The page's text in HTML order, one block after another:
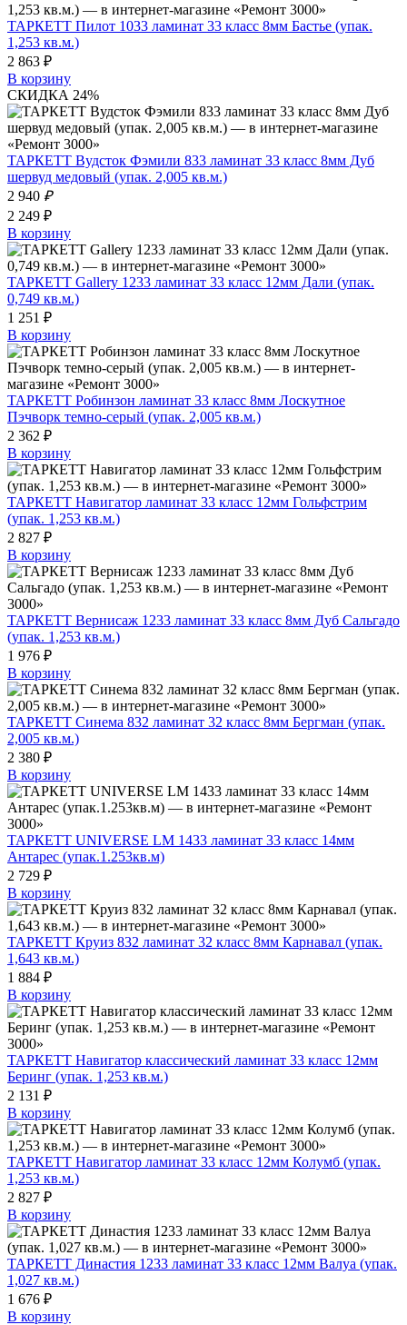
ТАРКЕТТ Пилот 1033 ламинат 33 класс 8мм Бастье (упак.
1,253 кв.м.)
2 863 ₽
В корзину
СКИДКА 24%
ТАРКЕТТ Вудсток Фэмили 833 ламинат 33 класс 8мм Дуб
шервуд медовый (упак. 2,005 кв.м.)
2 940 ₽
2 249 ₽
В корзину
ТАРКЕТТ Gallery 1233 ламинат 33 класс 12мм Дали (упак.
0,749 кв.м.)
1 251 ₽
В корзину
ТАРКЕТТ Робинзон ламинат 33 класс 8мм Лоскутное
Пэчворк темно-серый (упак. 2,005 кв.м.)
2 362 ₽
В корзину
ТАРКЕТТ Навигатор ламинат 33 класс 12мм Гольфстрим
(упак. 1,253 кв.м.)
2 827 ₽
В корзину
ТАРКЕТТ Вернисаж 1233 ламинат 33 класс 8мм Дуб Сальгадо
(упак. 1,253 кв.м.)
1 976 ₽
В корзину
ТАРКЕТТ Синема 832 ламинат 32 класс 8мм Бергман (упак.
2,005 кв.м.)
2 380 ₽
В корзину
ТАРКЕТТ UNIVERSE LM 1433 ламинат 33 класс 14мм
Антарес (упак.1.253кв.м)
2 729 ₽
В корзину
ТАРКЕТТ Круиз 832 ламинат 32 класс 8мм Карнавал (упак.
1,643 кв.м.)
1 884 ₽
В корзину
ТАРКЕТТ Навигатор классический ламинат 33 класс 12мм
Беринг (упак. 1,253 кв.м.)
2 131 ₽
В корзину
ТАРКЕТТ Навигатор ламинат 33 класс 12мм Колумб (упак.
1,253 кв.м.)
2 827 ₽
В корзину
ТАРКЕТТ Династия 1233 ламинат 33 класс 12мм Валуа (упак.
1,027 кв.м.)
1 676 ₽
В корзину